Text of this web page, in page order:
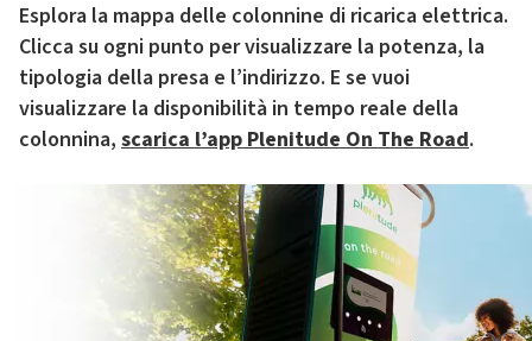
Esplora la mappa delle colonnine di ricarica elettrica.
Clicca su ogni punto per visualizzare la potenza, la
tipologia della presa e l’indirizzo. E se vuoi
visualizzare la disponibilità in tempo reale della
colonnina, scarica l’app Plenitude On The Road.